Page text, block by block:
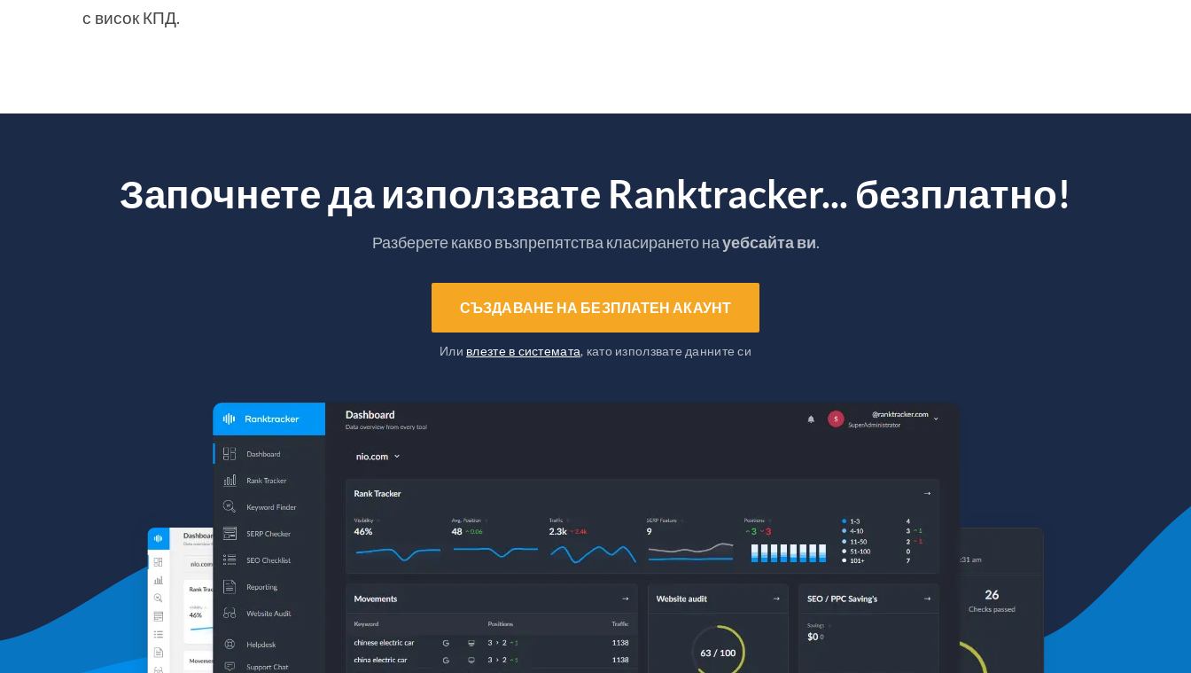
с висок КПД.
Започнете да използвате Ranktracker... безплатно!
Разберете какво възпрепятства класирането науебсайта ви.
СЪЗДАВАНЕ НА БЕЗПЛАТЕН АКАУНТ
Или влезте в системата, като използвате данните си